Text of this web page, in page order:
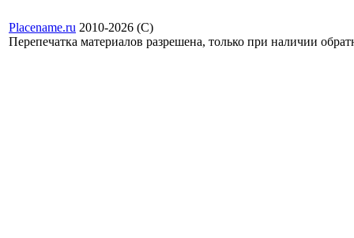
Placename.ru 2010-2026 (С)
Перепечатка материалов разрешена, только при наличии